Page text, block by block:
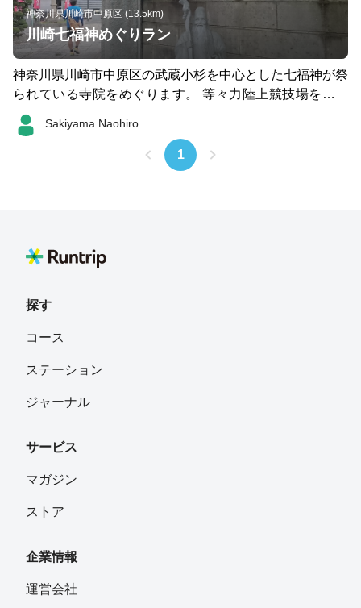
神奈川県川崎市中原区 (13.5km)
川崎七福神めぐりラン
神奈川県川崎市中原区の武蔵小杉を中心とした七福神が祭
られている寺院をめぐります。 等々力陸上競技場をスタ
ートし、13Kmくらい七福神をめぐり、武蔵小杉駅から徒
歩5分くらいにある銭湯、今井湯がゴールです。 朝からジ
ョギングして、ひとっ風呂浴びてビールを呑む休日にぴっ
Sakiyama Naohiro
1
探す
コース
ステーション
ジャーナル
サービス
マガジン
ストア
企業情報
運営会社